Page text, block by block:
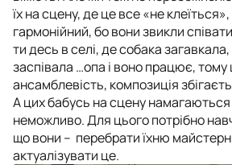
їх на сцену, де це все «не
гармонійний, бо вони звикли
ти десь в селі, де собака
заспівала …опа і воно працює,
ансамблевість, композиція
А цих бабусь на сцену
неможливо. Для цього потрібно
що вони – перебрати їхню
актуалізувати це.